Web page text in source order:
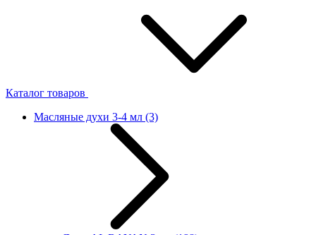
Каталог товаров
Масляные духи 3-4 мл (3)